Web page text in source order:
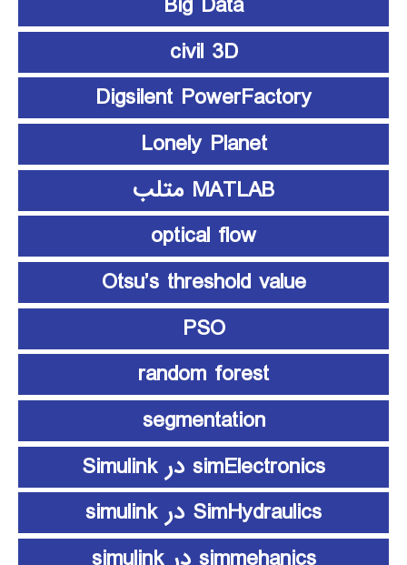
civil 3D
Digsilent PowerFactory
Lonely Planet
MATLAB متلب
optical flow
Otsu’s threshold value
PSO
random forest
segmentation
simElectronics در Simulink
SimHydraulics در simulink